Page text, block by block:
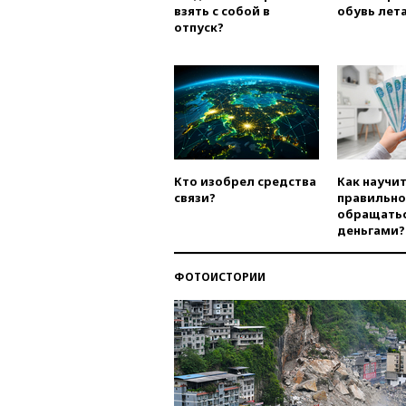
взять с собой в
отпуск?
обувь
Кто изобрел средства
связи?
Как
правильно
деньгами?
ФОТОИСТОРИИ